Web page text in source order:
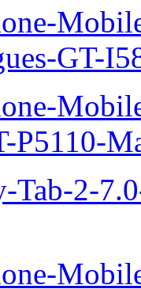
GT-
P5110-
Tab-2-